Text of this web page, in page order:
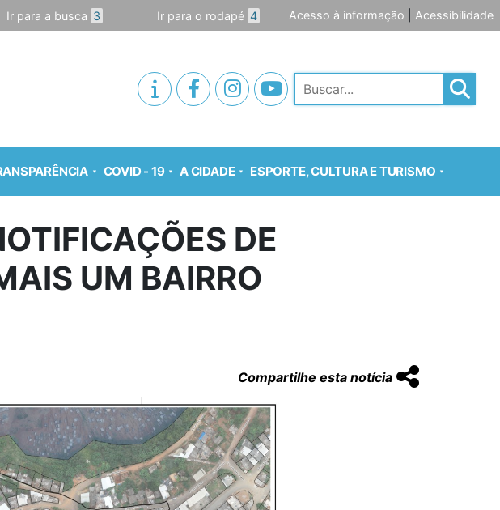
Ir para a busca 3 Ir para o rodapé 4 Acesso à informação Acessibilidade
Pesquisar
COVID - 19 A CIDADE ESPORTE, CULTURA E TURISMO
DE
UM BAIRRO
Compartilhe esta notícia